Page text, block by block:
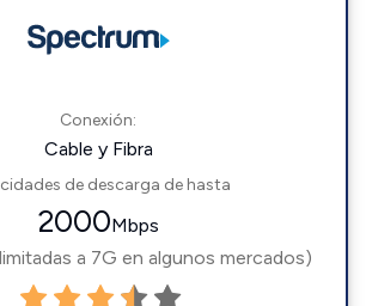
Conexión:
Cable y Fibra
de descarga de hasta
2000Mbps
a 7G en algunos mercados)